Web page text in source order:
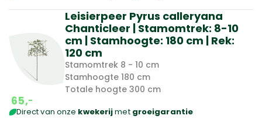
Leisierpeer Pyrus calleryana
Chanticleer | Stamomtrek: 8-10
cm | Stamhoogte: 180 cm | Rek:
120 cm
Stamomtrek 8 - 10 cm
Stamhoogte 180 cm
Totale hoogte 300 cm
65,-
Direct van onze kwekerijmet groeigarantie